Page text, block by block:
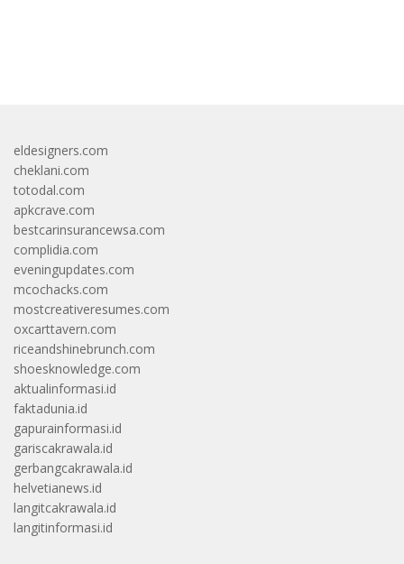
eldesigners.com
cheklani.com
totodal.com
apkcrave.com
bestcarinsurancewsa.com
complidia.com
eveningupdates.com
mcochacks.com
mostcreativeresumes.com
oxcarttavern.com
riceandshinebrunch.com
shoesknowledge.com
aktualinformasi.id
faktadunia.id
gapurainformasi.id
gariscakrawala.id
gerbangcakrawala.id
helvetianews.id
langitcakrawala.id
langitinformasi.id